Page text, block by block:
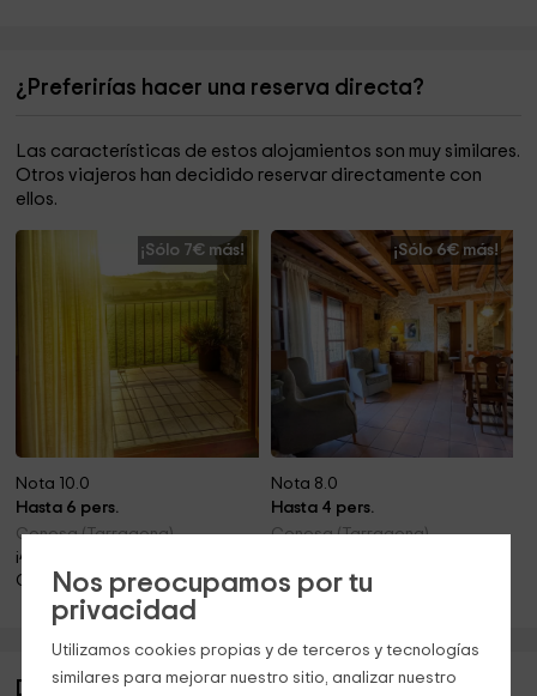
Nos preocupamos por tu
privacidad
Utilizamos cookies propias y de terceros y tecnologías
similares para mejorar nuestro sitio, analizar nuestro
¿Preferirías hacer una reserva directa?
Las características de estos alojamientos son muy similares.
Otros viajeros han decidido reservar directamente con
ellos.
¡Sólo 7€ más!
Nota 10.0
Hasta 6 pers.
Conesa (Tarragona)
¡A sólo 12.7km!
Chimenea
¡Sólo 6€ más!
Nota 8.0
Hasta 4 pers.
Conesa (Tarragona)
Descripción de La Bella Rosa